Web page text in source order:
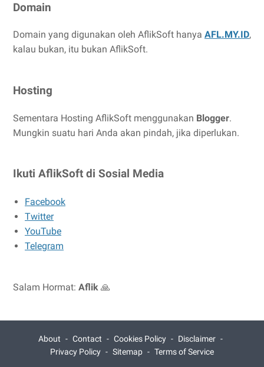
Domain
Domain yang digunakan oleh AflikSoft hanya AFL.MY.ID,
kalau bukan, itu bukan AflikSoft.
Hosting
Sementara Hosting AflikSoft menggunakan Blogger.
Mungkin suatu hari Anda akan pindah, jika diperlukan.
Ikuti AflikSoft di Sosial Media
Facebook
Twitter
YouTube
Telegram
Salam Hormat: Aflik 🙏
About Contact Cookies Policy
Disclaimer
Privacy Policy
Sitemap
Terms of Service